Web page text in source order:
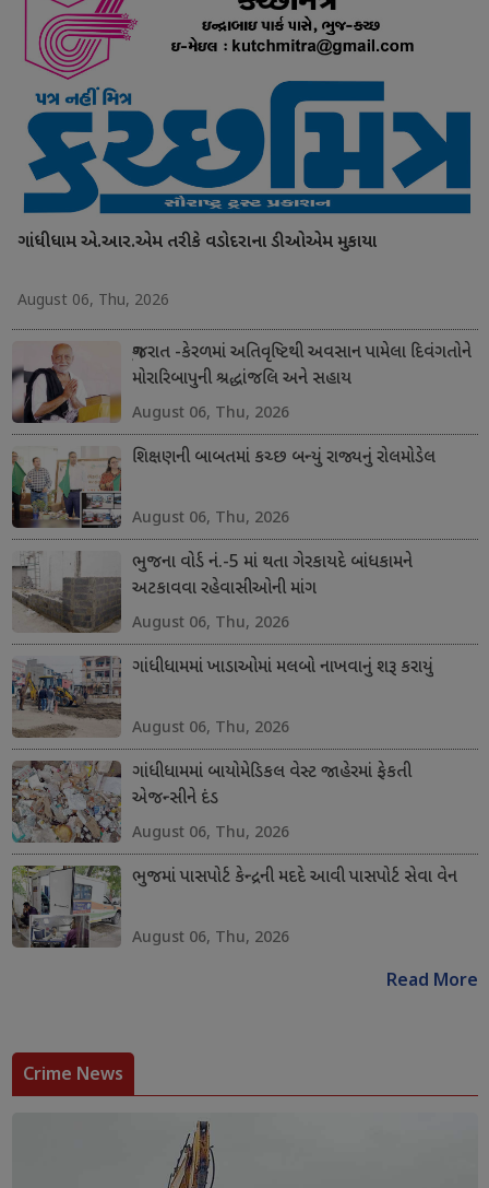
ગાંધીધામ એ.આર.એમ તરીકે વડોદરાના ડીઓએમ મુકાયા
August 06, Thu, 2026
ગુજરાત -કેરળમાં અતિવૃષ્ટિથી અવસાન પામેલા દિવંગતોને
મોરારિબાપુની શ્રદ્ધાંજલિ અને સહાય
August 06, Thu, 2026
શિક્ષણની બાબતમાં કચ્છ બન્યું રાજ્યનું રોલમોડેલ
August 06, Thu, 2026
ભુજના વોર્ડ નં.-5 માં થતા ગેરકાયદે બાંધકામને
અટકાવવા રહેવાસીઓની માંગ
August 06, Thu, 2026
ગાંધીધામમાં ખાડાઓમાં મલબો નાખવાનું શરૂ કરાયું
August 06, Thu, 2026
ગાંધીધામમાં બાયોમેડિકલ વેસ્ટ જાહેરમાં ફેકતી
એજન્સીને દંડ
August 06, Thu, 2026
ભુજમાં પાસપોર્ટ કેન્દ્રની મદદે આવી પાસપોર્ટ સેવા વેન
August 06, Thu, 2026
Read More
Crime News